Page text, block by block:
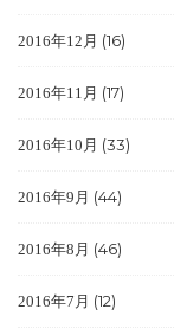
2016年12月 (16)
2016年11月 (17)
2016年10月 (33)
2016年9月 (44)
2016年8月 (46)
2016年7月 (12)